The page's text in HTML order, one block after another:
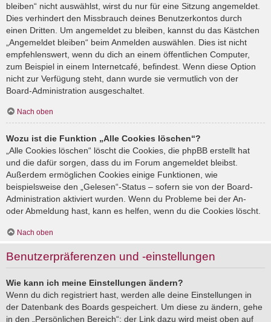
bleiben“ nicht auswählst, wirst du nur für eine Sitzung angemeldet.
Dies verhindert den Missbrauch deines Benutzerkontos durch
einen Dritten. Um angemeldet zu bleiben, kannst du das Kästchen
„Angemeldet bleiben“ beim Anmelden auswählen. Dies ist nicht
empfehlenswert, wenn du dich an einem öffentlichen Computer,
zum Beispiel in einem Internetcafé, befindest. Wenn diese Option
nicht zur Verfügung steht, dann wurde sie vermutlich von der
Board-Administration ausgeschaltet.
Nach oben
Wozu ist die Funktion „Alle Cookies löschen“?
„Alle Cookies löschen“ löscht die Cookies, die phpBB erstellt hat
und die dafür sorgen, dass du im Forum angemeldet bleibst.
Außerdem ermöglichen Cookies einige Funktionen, wie
beispielsweise den „Gelesen“-Status – sofern sie von der Board-
Administration aktiviert wurden. Wenn du Probleme bei der An-
oder Abmeldung hast, kann es helfen, wenn du die Cookies löscht.
Nach oben
Benutzerpräferenzen und -einstellungen
Wie kann ich meine Einstellungen ändern?
Wenn du dich registriert hast, werden alle deine Einstellungen in
der Datenbank des Boards gespeichert. Um diese zu ändern, gehe
in den „Persönlichen Bereich“; der Link dazu wird meist oben auf